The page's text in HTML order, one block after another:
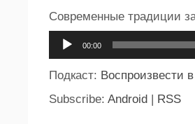
Современные традиции
00:00
Подкаст: Воспроизвести
Subscribe: Android | RSS